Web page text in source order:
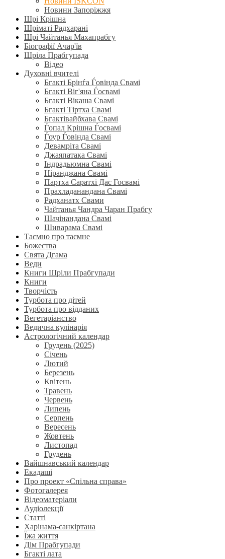
Новини Запоріжжя
Шрі Крішна
Шріматі Радхарані
Шрі Чайтанья Махапрабгу
Біографії Ачар'їв
Шріла Прабгупада
Відео
Духовні вчителі
Бгакті Брінѓа Ѓовінда Свамі
Бгакті Віг'яна Ѓосвамі
Бгакті Вікаша Свамі
Бгакті Тіртха Свамі
Бгактівайбхава Свамі
Ѓопал Крішна Ѓосвамі
Ѓоур Ѓовінда Свамі
Девамріта Свамі
Джаяпатака Свамі
Індрадьюмна Свамі
Ніранджана Свамі
Партха Саратхі Дас Госвамі
Прахладанандана Свамі
Радханатх Свами
Чайтанья Чандра Чаран Прабгу
Шачінандана Свамі
Шиварама Свамі
Таємно про таємне
Божества
Свята Дгама
Веди
Книги Шріли Прабгупади
Книги
Творчість
Турбота про дітей
Турбота про відданих
Вегетаріанство
Ведична кулінарія
Астрологічний календар
Грудень (2025)
Січень
Лютий
Березень
Квітень
Травень
Червень
Липень
Серпень
Вересень
Жовтень
Листопад
Грудень
Вайшнавський календар
Екадаші
Про проект «Спільна справа»
Фотогалерея
Відеоматеріали
Аудіолекції
Статті
Харінама-санкіртана
Їжа життя
Дім Прабгупади
Бгакті лата